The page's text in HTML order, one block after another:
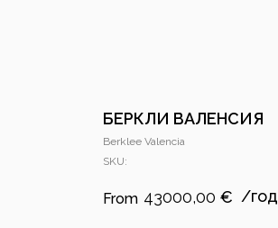
БЕРКЛИ ВАЛЕНСИЯ
Berklee Valencia
SKU:
43000,00 €